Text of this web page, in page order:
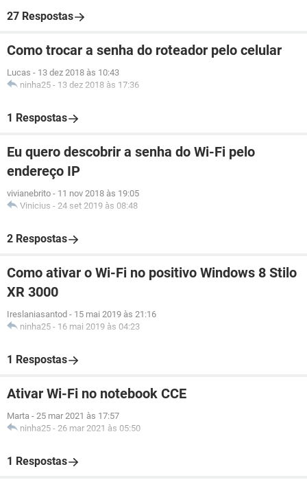
27 Respostas
Como trocar a senha do roteador pelo celular
Lucas - 13 dez 2018 às 10:43
ninha25 - 13 dez 2018 às 17:36
1 Respostas
Eu quero descobrir a senha do Wi-Fi pelo
endereço IP
vivianebrito - 11 nov 2018 às 19:05
Vinicius - 24 set 2019 às 08:48
2 Respostas
Como ativar o Wi-Fi no positivo Windows 8 Stilo
XR 3000
Ireslaniasantod - 15 mai 2019 às 21:16
ninha25 - 16 mai 2019 às 04:23
1 Respostas
Ativar Wi-Fi no notebook CCE
Marta - 25 mar 2021 às 17:57
ninha25 - 26 mar 2021 às 05:50
1 Respostas